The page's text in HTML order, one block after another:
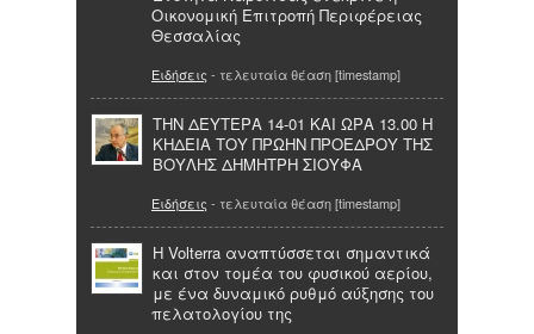
Οικονομική Επιτροπή Περιφέρειας
Θεσσαλίας
Ειδήσεις - τελευταία θέαση [timestamp]
ΤΗΝ ΔΕΥΤΕΡΑ 14-01 ΚΑΙ ΩΡΑ 13.00 Η
ΚΗΔΕΙΑ ΤΟΥ ΠΡΩΗΝ ΠΡΟΕΔΡΟΥ ΤΗΣ
ΒΟΥΛΗΣ ΔΗΜΗΤΡΗ ΣΙΟΥΦΑ
Ειδήσεις - τελευταία θέαση [timestamp]
H Volterra αναπτύσσεται σημαντικά
και στον τομέα του φυσικού αερίου,
με ένα δυναμικό ρυθμό αύξησης του
πελατολογίου της